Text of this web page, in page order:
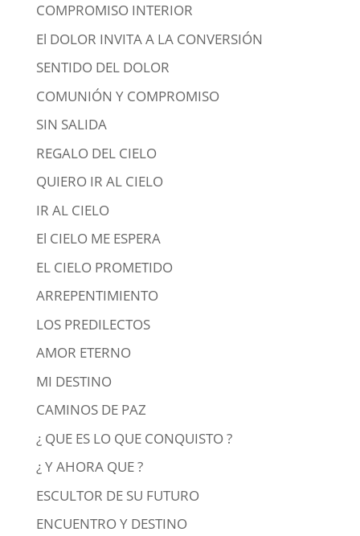
COMPROMISO INTERIOR
El DOLOR INVITA A LA CONVERSIÓN
SENTIDO DEL DOLOR
COMUNIÓN Y COMPROMISO
SIN SALIDA
REGALO DEL CIELO
QUIERO IR AL CIELO
IR AL CIELO
El CIELO ME ESPERA
EL CIELO PROMETIDO
ARREPENTIMIENTO
LOS PREDILECTOS
AMOR ETERNO
MI DESTINO
CAMINOS DE PAZ
¿ QUE ES LO QUE CONQUISTO ?
¿ Y AHORA QUE ?
ESCULTOR DE SU FUTURO
ENCUENTRO Y DESTINO